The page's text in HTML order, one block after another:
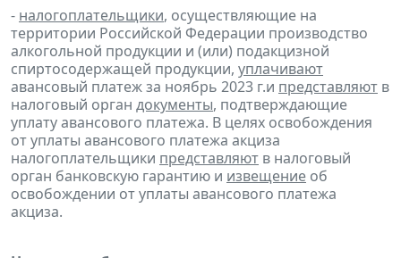
- налогоплательщики, осуществляющие на
территории Российской Федерации производство
алкогольной продукции и (или) подакцизной
спиртосодержащей продукции, уплачивают
авансовый платеж за ноябрь 2023 г.и представляют в
налоговый орган документы, подтверждающие
уплату авансового платежа. В целях освобождения
от уплаты авансового платежа акциза
налогоплательщики представляют в налоговый
орган банковскую гарантию и извещение об
освобождении от уплаты авансового платежа
акциза.